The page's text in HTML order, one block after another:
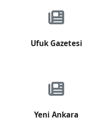
Ufuk Gazetesi
Yeni Ankara